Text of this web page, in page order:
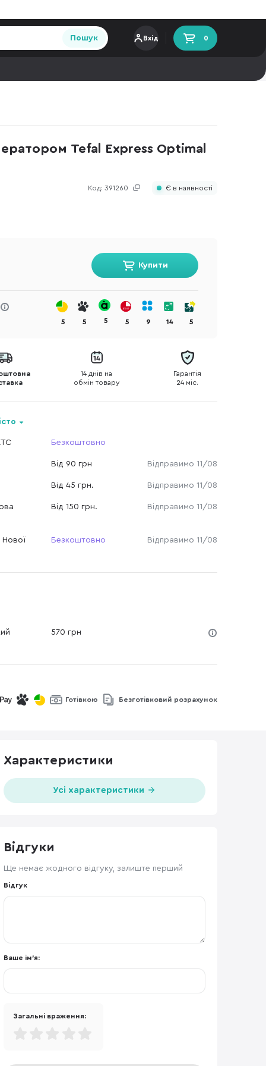
Пошук Вхід 0
Tefal Express Optimal
Код: 391260 Є в наявності
Купити
5 5 5 5 9 14 5
14 днів на
обмін товару
Гарантія
24 міс.
Безкоштовно
Від 90 грн Відправимо 11/08
Від 45 грн. Відправимо 11/08
Від 150 грн. Відправимо 11/08
Безкоштовно Відправимо 11/08
570 грн
Готівкою Безготівковий розрахунок
Характеристики
Усі характеристики
Відгуки
Ще немає жодного відгуку, залиште перший
Відгук
Ваше ім'я:
Загальні враження: